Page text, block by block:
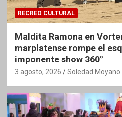
RECREO CULTURAL
Maldita Ramona en
marplatense rompe el
imponente show 360°
3 agosto, 2026 Soledad Moyano